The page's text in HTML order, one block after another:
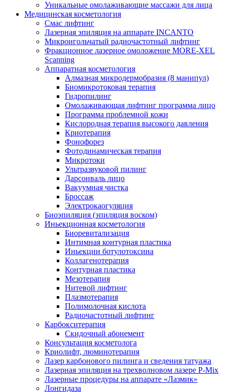
Уникальные омолаживающие массажи для лица
Медицинская косметология
Смас лифтинг
Лазерная эпиляция на аппарате INCANTO
Микроигольчатый радиочастотный лифтинг
Фракционное лазерное омоложение MORE-XEL
Scanning
Аппаратная косметология
Алмазная микродермобразия (8 манипул)
Биомикротоковая терапия
Гидропилинг
Омолаживающая лифтинг программа лицо
Программа проблемной кожи
Кислородная терапия высокого давления
Криотерапия
Фонофорез
Фотодинамическая терапия
Микротоки
Ультразвуковой пилинг
Дарсонваль лицо
Вакуумная чистка
Броссаж
Электрокаогуляция
Биоэпиляция (эпиляция воском)
Иньекционная косметология
Биоревитализация
Интимная контурная пластика
Иньекции ботулотоксина
Коллагенотерапия
Контурная пластика
Мезотерапия
Нитевой лифтинг
Плазмотерапия
Полимолочная кислота
Радиочастотный лифтинг
Карбокситерапия
Скидочный абонемент
Консультация косметолога
Криолифт, люминотерапия
Лазер карбонового пилинга и сведения татуажа
Лазерная эпиляция на трехволновом лазере P-Mix
Лазерные процедуры на аппарате «Лазмик»
Лонгидаза